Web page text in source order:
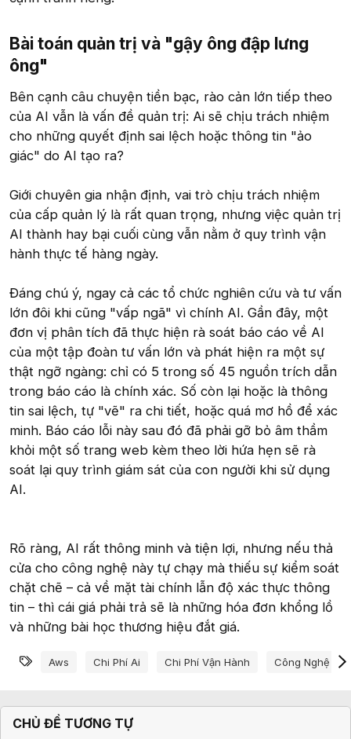
Bài toán quản trị và "gậy ông đập lưng
ông"​
Bên cạnh câu chuyện tiền bạc, rào cản lớn tiếp theo
của AI vẫn là vấn đề quản trị: Ai sẽ chịu trách nhiệm
cho những quyết định sai lệch hoặc thông tin "ảo
giác" do AI tạo ra?
Giới chuyên gia nhận định, vai trò chịu trách nhiệm
của cấp quản lý là rất quan trọng, nhưng việc quản trị
AI thành hay bại cuối cùng vẫn nằm ở quy trình vận
hành thực tế hàng ngày.
Đáng chú ý, ngay cả các tổ chức nghiên cứu và tư vấn
lớn đôi khi cũng "vấp ngã" vì chính AI. Gần đây, một
đơn vị phân tích đã thực hiện rà soát báo cáo về AI
của một tập đoàn tư vấn lớn và phát hiện ra một sự
thật ngỡ ngàng: chỉ có 5 trong số 45 nguồn trích dẫn
trong báo cáo là chính xác. Số còn lại hoặc là thông
tin sai lệch, tự "vẽ" ra chi tiết, hoặc quá mơ hồ để xác
minh. Báo cáo lỗi này sau đó đã phải gỡ bỏ âm thầm
khỏi một số trang web kèm theo lời hứa hẹn sẽ rà
soát lại quy trình giám sát của con người khi sử dụng
AI.
Rõ ràng, AI rất thông minh và tiện lợi, nhưng nếu thả
cửa cho công nghệ này tự chạy mà thiếu sự kiểm soát
chặt chẽ – cả về mặt tài chính lẫn độ xác thực thông
tin – thì cái giá phải trả sẽ là những hóa đơn khổng lồ
và những bài học thương hiệu đắt giá.
Từ khóa
Aws Chi Phí Ai Chi Phí Vận Hành Công Nghệ
CHỦ ĐỀ TƯƠNG TỰ